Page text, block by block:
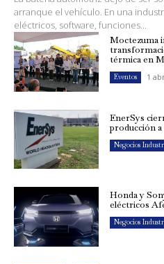
arranque el vehículo. En una
eléctricos, software, funciones...
Moctezuma
térmica en
Eventos 1
EnerSys
producción a
Negocios
Honda y
eléctricos
Negocios